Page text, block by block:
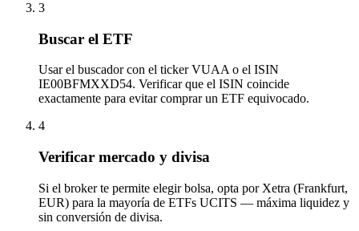
3
Buscar el ETF
Usar el buscador con el ticker VUAA o el ISIN
IE00BFMXXD54. Verificar que el ISIN coincide
exactamente para evitar comprar un ETF equivocado.
4
Verificar mercado y divisa
Si el broker te permite elegir bolsa, opta por Xetra (Frankfurt,
EUR) para la mayoría de ETFs UCITS — máxima liquidez y
sin conversión de divisa.